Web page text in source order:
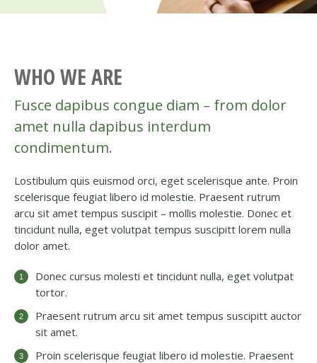
WHO WE ARE
Fusce dapibus congue diam – from dolor
amet nulla dapibus interdum
condimentum.
Lostibulum quis euismod orci, eget scelerisque ante. Proin
scelerisque feugiat libero id molestie. Praesent rutrum
arcu sit amet tempus suscipit – mollis molestie. Donec et
tincidunt nulla, eget volutpat tempus suscipitt lorem nulla
dolor amet.
Donec cursus molesti et tincidunt nulla, eget volutpat
tortor.
Praesent rutrum arcu sit amet tempus suscipitt auctor
sit amet.
Proin scelerisque feugiat libero id molestie. Praesent